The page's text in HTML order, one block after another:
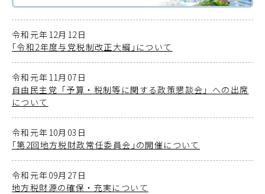
令和元年12月12日
｢令和2年度与党税制改正大綱｣について
令和元年11月07日
自由民主党「予算・税制等に関する政策懇談会」への出席
について
令和元年10月03日
｢第2回地方税財政常任委員会｣の開催について
令和元年09月27日
地方税財源の確保・充実について